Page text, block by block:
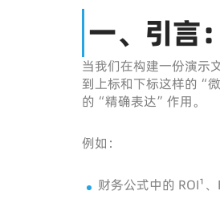
一、引言
当我们在构建一份演示
到上标和下标这样的“
的“精确表达”作用。
例如：
财务公式中的 ROI¹、